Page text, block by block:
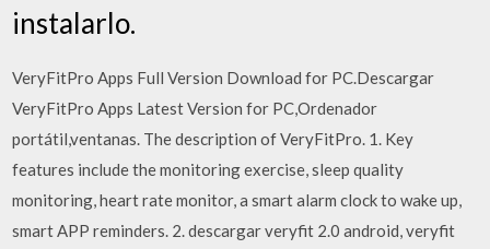
instalarlo.
VeryFitPro Apps Full Version Download for PC.Descargar
VeryFitPro Apps Latest Version for PC,Ordenador
portátil,ventanas. The description of VeryFitPro. 1. Key
features include the monitoring exercise, sleep quality
monitoring, heart rate monitor, a smart alarm clock to wake up,
smart APP reminders. 2. descargar veryfit 2.0 android, veryfit